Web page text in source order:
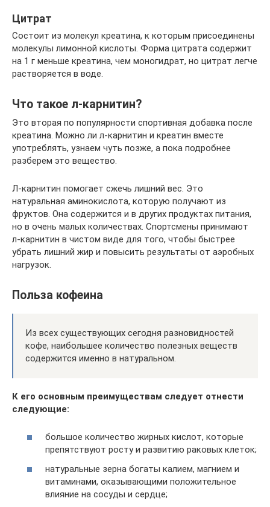
Цитрат
Состоит из молекул креатина, к которым присоединены
молекулы лимонной кислоты. Форма цитрата содержит
на 1 г меньше креатина, чем моногидрат, но цитрат легче
растворяется в воде.
Что такое л-карнитин?
Это вторая по популярности спортивная добавка после
креатина. Можно ли л-карнитин и креатин вместе
употреблять, узнаем чуть позже, а пока подробнее
разберем это вещество.
Л-карнитин помогает сжечь лишний вес. Это
натуральная аминокислота, которую получают из
фруктов. Она содержится и в других продуктах питания,
но в очень малых количествах. Спортсмены принимают
л-карнитин в чистом виде для того, чтобы быстрее
убрать лишний жир и повысить результаты от аэробных
нагрузок.
Польза кофеина
Из всех существующих сегодня разновидностей
кофе, наибольшее количество полезных веществ
содержится именно в натуральном.
К его основным преимуществам следует отнести
следующие:
большое количество жирных кислот, которые
препятствуют росту и развитию раковых клеток;
натуральные зерна богаты калием, магнием и
витаминами, оказывающими положительное
влияние на сосуды и сердце;